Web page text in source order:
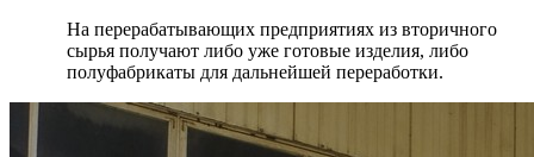
На перерабатывающих предприятиях из вторичного
сырья получают либо уже готовые изделия, либо
полуфабрикаты для дальнейшей переработки.